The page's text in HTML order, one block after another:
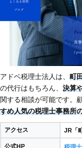
アドベ税理士法人は、 町
の代行はもちろん、 決算
関する相談が可能です。
すめ人気の税理士事務所
アクセス JR「
公式HP